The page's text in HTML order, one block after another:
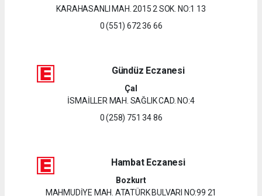
KARAHASANLI MAH. 2015 2 SOK. NO:1 13
0 (551) 672 36 66
Gündüz Eczanesi
Çal
İSMAİLLER MAH. SAĞLIK CAD. NO:4
0 (258) 751 34 86
Hambat Eczanesi
Bozkurt
MAHMUDİYE MAH. ATATÜRK BULVARI NO:99 21